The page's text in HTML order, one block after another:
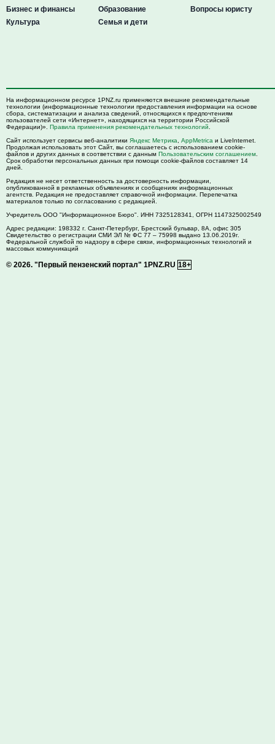
Бизнес и финансы
Культура
Образование
Семья и дети
Вопросы юристу
На информационном ресурсе 1PNZ.ru применяются внешние рекомендательные
технологии (информационные технологии предоставления информации на основе
сбора, систематизации и анализа сведений, относящихся к предпочтениям
пользователей сети «Интернет», находящихся на территории Российской
Федерации)». Правила применения рекомендательных технологий
Сайт использует сервисы веб-аналитики Яндекс Метрика AppMetrica и LiveInternet.
Продолжая использовать этот Сайт, вы соглашаетесь с использованием cookie-
файлов и других данных в соответствии с данным Пользовательским соглашением
Срок обработки персональных данных при помощи cookie-файлов составляет 14
дней.
Редакция не несет ответственность за достоверность информации,
опубликованной в рекламных объявлениях и сообщениях информационных
агентств. Редакция не предоставляет справочной информации. Перепечатка
материалов только по согласованию с редакцией.
Учредитель ООО "Информационное Бюро". ИНН 7325128341, ОГРН 1147325002549
Адрес редакции: 198332 г. Санкт-Петербург, Брестский бульвар, 8А, офис 305
Свидетельство о регистрации СМИ ЭЛ № ФС 77 – 75998 выдано 13.06.2019г.
Федеральной службой по надзору в сфере связи, информационных технологий и
массовых коммуникаций
© 2026. "Первый пензенский портал" 1PNZ.RU 18+